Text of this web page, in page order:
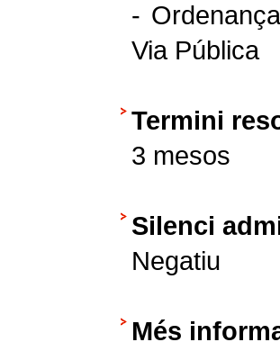
-
Via Pública
Termini
3 mesos
Silenci
Negatiu
Més